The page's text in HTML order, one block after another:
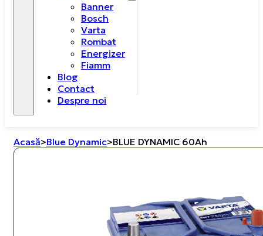
Banner
Bosch
Varta
Rombat
Energizer
Fiamm
Blog
Contact
Despre noi
Acasă>Blue Dynamic>BLUE DYNAMIC 60Ah